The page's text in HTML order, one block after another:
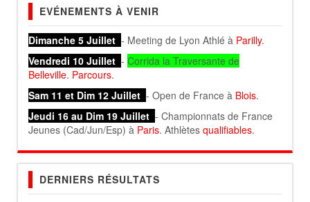
EVÉNEMENTS À VENIR
Dimanche 5 Juillet - Meeting de Lyon Athlé à Parilly.
Vendredi 10 Juillet - Corrida la Traversante de
Belleville. Parcours.
Sam 11 et Dim 12 Juillet - Open de France à Blois.
Jeudi 16 au Dim 19 Juillet - Championnats de France
Jeunes (Cad/Jun/Esp) à Paris. Athlètes qualifiables.
DERNIERS RÉSULTATS